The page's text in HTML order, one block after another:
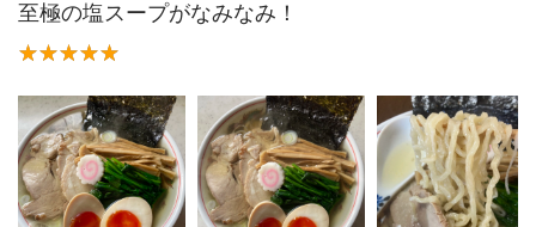
至極の塩スープがなみなみ！